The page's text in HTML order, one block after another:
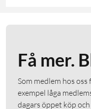
Få mer.
Som medlem hos
exempel låga
dagars öppet köp